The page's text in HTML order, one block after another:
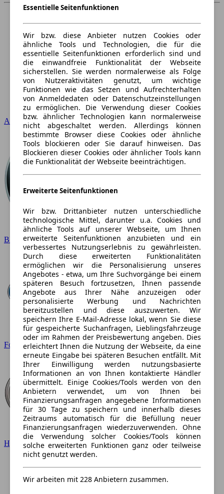
Audi
BMW
Ford
Hyundai
Essentielle Seitenfunktionen
Wir bzw. diese Anbieter nutzen Cookies oder
ähnliche Tools und Technologien, die für die
essentielle Seitenfunktionen erforderlich sind und
die einwandfreie Funktionalität der Webseite
sicherstellen. Sie werden normalerweise als Folge
von Nutzeraktivitäten genutzt, um wichtige
Funktionen wie das Setzen und Aufrechterhalten
von Anmeldedaten oder Datenschutzeinstellungen
zu ermöglichen. Die Verwendung dieser Cookies
bzw. ähnlicher Technologien kann normalerweise
nicht abgeschaltet werden. Allerdings können
bestimmte Browser diese Cookies oder ähnliche
Tools blockieren oder Sie darauf hinweisen. Das
Blockieren dieser Cookies oder ähnlicher Tools kann
die Funktionalität der Webseite beeinträchtigen.
Erweiterte Seitenfunktionen
Wir bzw. Drittanbieter nutzen unterschiedliche
technologische Mittel, darunter u.a. Cookies und
ähnliche Tools auf unserer Webseite, um Ihnen
erweiterte Seitenfunktionen anzubieten und ein
verbessertes Nutzungserlebnis zu gewährleisten.
Durch diese erweiterten Funktionalitäten
ermöglichen wir die Personalisierung unseres
Angebotes - etwa, um Ihre Suchvorgänge bei einem
späteren Besuch fortzusetzen, Ihnen passende
Angebote aus Ihrer Nähe anzuzeigen oder
personalisierte Werbung und Nachrichten
bereitzustellen und diese auszuwerten. Wir
speichern Ihre E-Mail-Adresse lokal, wenn Sie diese
für gespeicherte Suchanfragen, Lieblingsfahrzeuge
oder im Rahmen der Preisbewertung angeben. Dies
erleichtert Ihnen die Nutzung der Webseite, da eine
erneute Eingabe bei späteren Besuchen entfällt. Mit
Ihrer Einwilligung werden nutzungsbasierte
Informationen an von Ihnen kontaktierte Händler
übermittelt. Einige Cookies/Tools werden von den
Anbietern verwendet, um von Ihnen bei
Finanzierungsanfragen angegebene Informationen
für 30 Tage zu speichern und innerhalb dieses
Zeitraums automatisch für die Befüllung neuer
Finanzierungsanfragen wiederzuverwenden. Ohne
die Verwendung solcher Cookies/Tools können
solche erweiterten Funktionen ganz oder teilweise
nicht genutzt werden.
Wir arbeiten mit 228 Anbietern zusammen.